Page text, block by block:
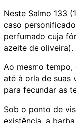
Neste Salmo 133
caso
perfumado cuja
azeite de oliveira).
Ao mesmo
até à orla de suas
para fecundar as
Sob o ponto de
existência, a